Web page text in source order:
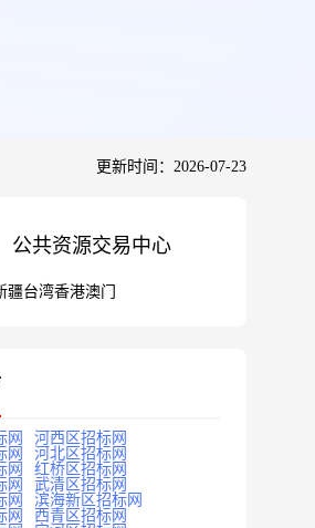
更新时间：2026-07-23
公共资源交易中心
疆台湾香港澳门
网
河西区招标网
网
河北区招标网
网
红桥区招标网
网
武清区招标网
网
滨海新区招标网
网
西青区招标网